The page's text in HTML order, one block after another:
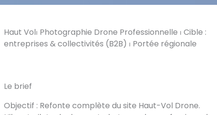
Haut Vol⏐ Photographie Drone Professionnelle ⏐ Cible :
entreprises & collectivités (B2B) ⏐ Portée régionale
Le brief
Objectif : Refonte complète du site Haut-Vol Drone.